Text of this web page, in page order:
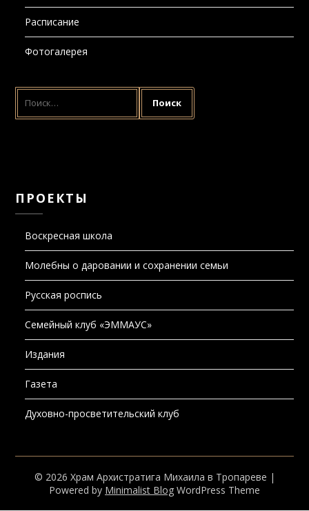
Расписание
Фотогалерея
НАЙТИ:
ПРОЕКТЫ
Воскресная школа
Молебны о даровании и сохранении семьи
Русская роспись
Семейный клуб «ЭММАУС»
Издания
Газета
Духовно-просветительский клуб
© 2026 Храм Архистратига Михаила в Тропареве |
Powered by Minimalist Blog WordPress Theme